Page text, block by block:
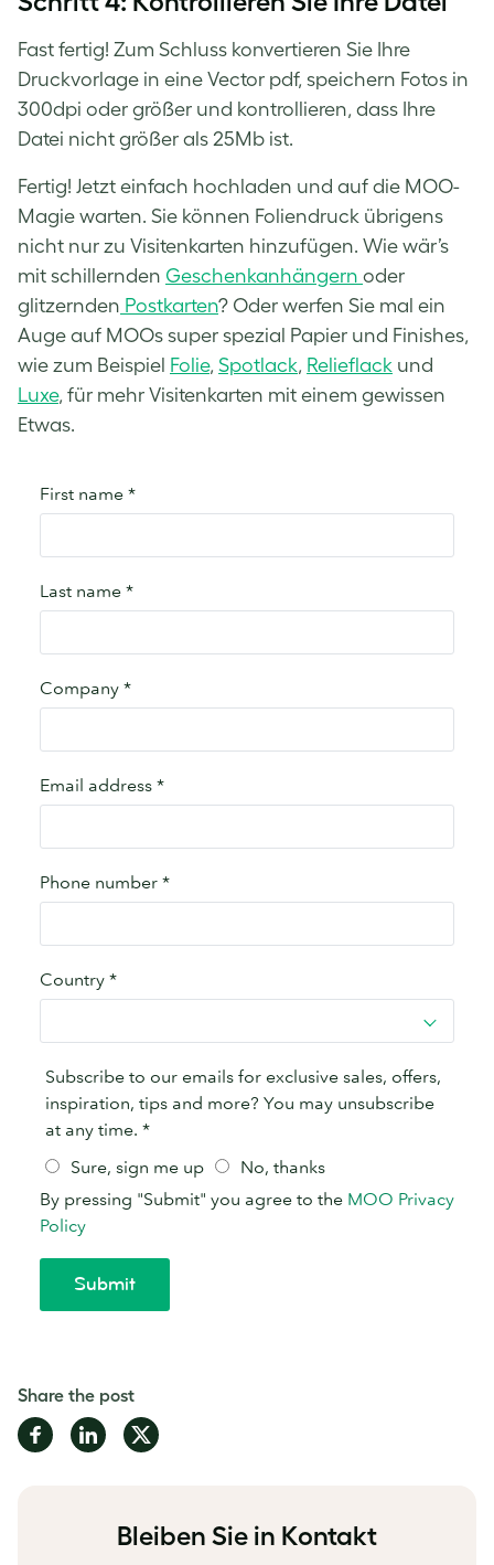
Fast fertig! Zum Schluss konvertieren Sie Ihre
Druckvorlage in eine Vector pdf, speichern Fotos in
300dpi oder größer und kontrollieren, dass Ihre
Datei nicht größer als 25Mb ist.
Fertig! Jetzt einfach hochladen und auf die MOO-
Magie warten. Sie können Foliendruck übrigens
nicht nur zu Visitenkarten hinzufügen. Wie wär’s
mit schillernden Geschenkanhängern oder
glitzernden Postkarten? Oder werfen Sie mal ein
Auge auf MOOs super spezial Papier und Finishes,
wie zum Beispiel Folie, Spotlack, Relieflack und
Luxe, für mehr Visitenkarten mit einem gewissen
Etwas.
Share the post
Share
on
Share
on
Share
on
Bleiben Sie in Kontakt